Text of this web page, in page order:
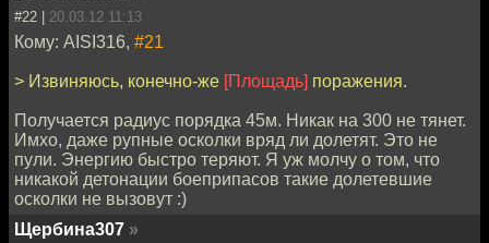
#22 | 20.03.12 11:13
Кому: AISI316, #21
> Извиняюсь, конечно-же [Площадь] поражения.
Получается радиус порядка 45м. Никак на 300 не тянет.
Имхо, даже рупные осколки вряд ли долетят. Это не
пули. Энергию быстро теряют. Я уж молчу о том, что
никакой детонации боеприпасов такие долетевшие
осколки не вызовут :)
Щербина307 »